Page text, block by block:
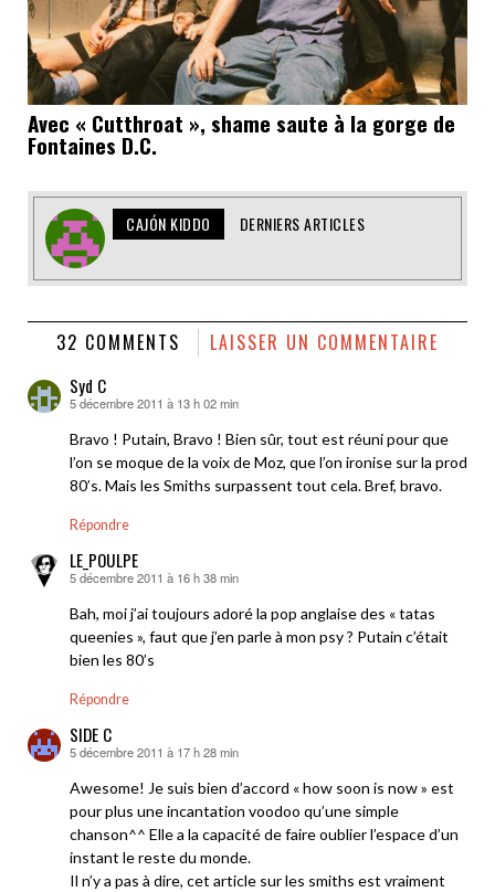
Avec « Cutthroat », shame saute à la gorge de
Fontaines D.C.
CAJÓN KIDDO DERNIERS ARTICLES
32 COMMENTS LAISSER UN COMMENTAIRE
Syd C
dit :
5 décembre 2011 à 13 h 02 min
Bravo ! Putain, Bravo ! Bien sûr, tout est réuni pour que
l’on se moque de la voix de Moz, que l’on ironise sur la prod
80’s. Mais les Smiths surpassent tout cela. Bref, bravo.
Répondre
LE_POULPE
dit :
5 décembre 2011 à 16 h 38 min
Bah, moi j’ai toujours adoré la pop anglaise des « tatas
queenies », faut que j’en parle à mon psy ? Putain c’était
bien les 80’s
Répondre
SIDE C
dit :
5 décembre 2011 à 17 h 28 min
Awesome! Je suis bien d’accord « how soon is now » est
pour plus une incantation voodoo qu’une simple
chanson^^ Elle a la capacité de faire oublier l’espace d’un
instant le reste du monde.
Il n’y a pas à dire, cet article sur les smiths est vraiment